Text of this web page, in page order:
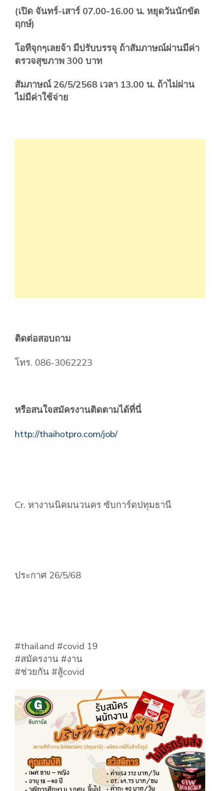
(เปิด จันทร์-เสาร์ 07.00-16.00 น. หยุดวันนักขัต
ฤกษ์)
โอทีจุกๆเลยจ้า มีปรับบรรจุ ถ้าสัมภาษณ์ผ่านมีค่า
ตรวจสุขภาพ 300 บาท
สัมภาษณ์ 26/5/2568 เวลา 13.00 น. ถ้าไม่ผ่าน
ไม่มีค่าใช้จ่าย
ติดต่อสอบถาม
โทร. 086-3062223
หรือสนใจสมัครงานติดตามได้ที่นี่
http://thaihotpro.com/job/
Cr. หางานนิคมนวนคร ซับการ์ดปทุมธานี
ประกาศ 26/5/68
#thailand #covid 19
#สมัครงาน #งาน
#ช่วยกัน #สู้covid